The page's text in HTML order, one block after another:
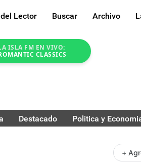
Lector Buscar Archivo
ISLA FM EN VIVO:
CLASSICS
Destacado Politica y
+